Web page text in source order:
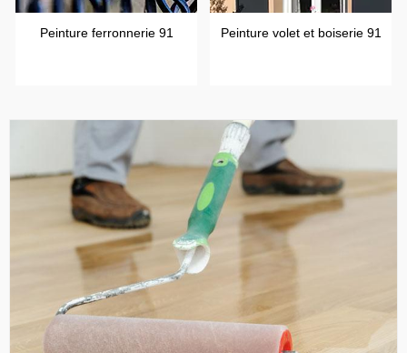
Peinture ferronnerie 91 Peinture volet et boiserie 91